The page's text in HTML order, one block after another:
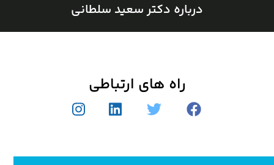
درباره دکتر سعید سلطانی
راه های ارتباطی